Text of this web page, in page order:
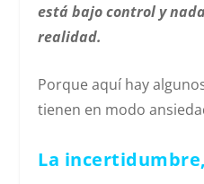
está bajo control y
realidad.
Porque aquí hay
tienen en modo
La